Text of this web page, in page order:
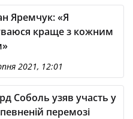
Яремчук: «Я
краще з кожним
2021, 12:01
Соболь узяв участь у
перемозі